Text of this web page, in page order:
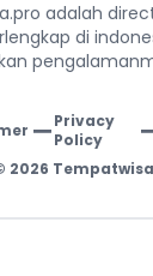
adalah
di
| Privacy
Policy
2026